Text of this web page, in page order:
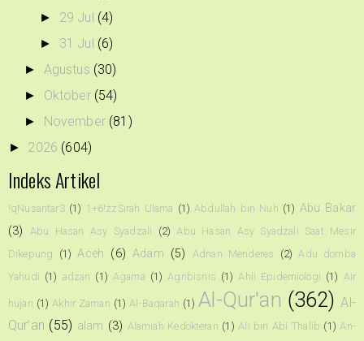
► 29 Jul (4)
► 31 Jul (6)
► Agustus (30)
► Oktober (54)
► November (81)
► 2026 (604)
Indeks Artikel
!qNusantar3 (1) 1+6!zzSirah Ulama (1) Abdullah bin Nuh (1) Abu Bakar
(3)
Abu Hasan Asy Syadzali (2) Abu Hasan Asy Syadzali Saat Mesir
Dikepung
(1) Aceh (6) Adam (5) Adnan Menderes (2) Adu domba
Yahudi (1) adzan (1) Agama (1) Agribisnis (1) Ahli Epidemiologi (1) Air
hujan (1) Akhir Zaman (1) Al-Baqarah (1) Al-Qur'an (362) Al-
Qur’an (55) alam (3) Alamiah Kedokteran (1) Ali bin Abi Thalib (1) An-